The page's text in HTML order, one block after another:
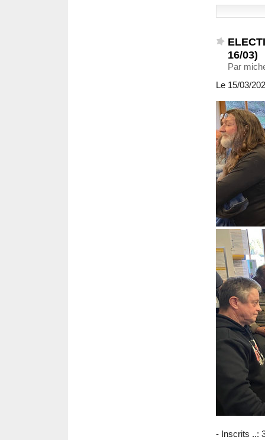
16/03)
Par
Le 15/03/
- Inscrits ..: